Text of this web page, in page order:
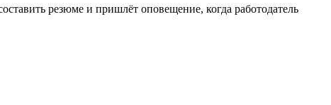
резюме и пришлёт оповещение, когда работодатель